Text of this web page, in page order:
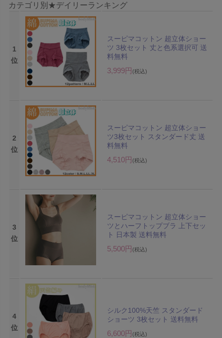
カテゴリ別★デイリーランキング
1
位
スーピマコットン 超立体ショー
ツ 3枚セット 丈と色系選択可 送
料無料
3,999円 (税込)
2
位
スーピマコットン 超立体ショー
ツ3枚セット スタンダード丈 送
料無料
4,510円 (税込)
3
位
スーピマコットン 超立体ショー
ツとハーフトップブラ 上下セッ
ト 日本製 送料無料
5,500円 (税込)
4
位
シルク100%天竺 スタンダード
ショーツ 3枚セット 送料無料
6,600円 (税込)